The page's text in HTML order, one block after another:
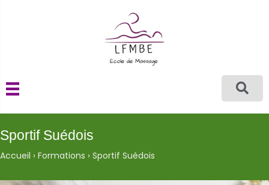
Sportif Suédois
Accueil › Formations › Sportif Suédois